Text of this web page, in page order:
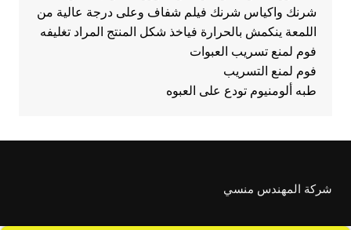
شرنك واكياس شرنك فيلم شفاف وعلى درجة عالية من
اللمعة ينكمش بالحرارة فياخذ شكل المنتج المراد تغليفه
فوم لمنع تسريب العبوات
فوم لمنع التسريب
طبه ألومنيوم تودع على العبوه
شركة المهندس منسي